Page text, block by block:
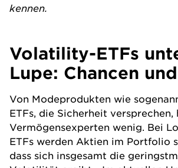
kennen.
Volatility-ETFs
Lupe: Chancen
Von Modeprodukten wie
ETFs, die Sicherheit versprechen,
Vermögensexperten wenig. Bei
ETFs werden Aktien im Portfolio
dass sich insgesamt die